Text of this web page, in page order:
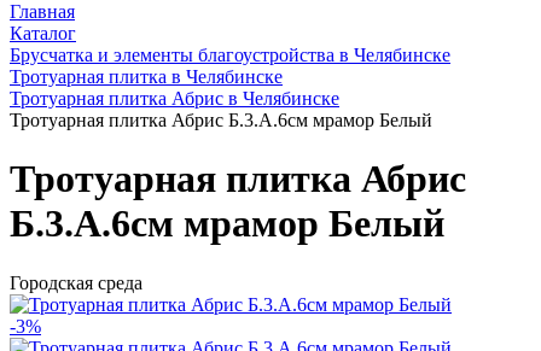
Главная
Каталог
Брусчатка и элементы благоустройства в Челябинске
Тротуарная плитка в Челябинске
Тротуарная плитка Абрис в Челябинске
Тротуарная плитка Абрис Б.3.А.6см мрамор Белый
Тротуарная плитка Абрис
Б.3.А.6см мрамор Белый
Городская среда
-3%